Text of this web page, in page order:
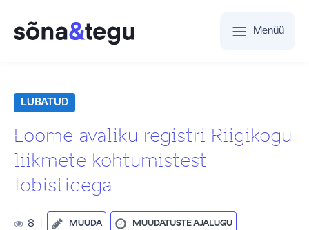
Menüü
LUBATUD
Loome avaliku registri Riigikogu
liikmete kohtumistest
lobistidega
8 MUUDA MUUDATUSTE AJALUGU